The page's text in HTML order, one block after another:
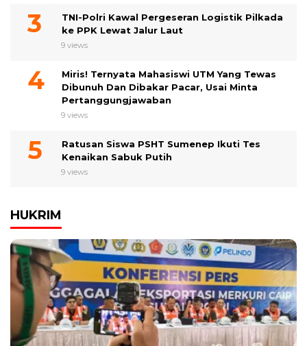
TNI-Polri Kawal Pergeseran Logistik Pilkada
ke PPK Lewat Jalur Laut
9 views
Miris! Ternyata Mahasiswi UTM Yang Tewas
Dibunuh Dan Dibakar Pacar, Usai Minta
Pertanggungjawaban
9 views
Ratusan Siswa PSHT Sumenep Ikuti Tes
Kenaikan Sabuk Putih
9 views
HUKRIM